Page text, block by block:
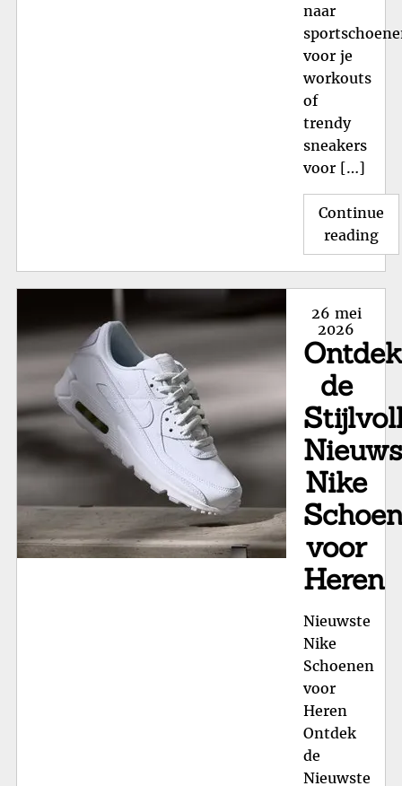
naar
voor je
workouts
of
trendy
sneakers
voor […]
Continue
reading
de
Posted
on
26 mei
2026
Ontdek
de
Nike
voor
Heren
Nieuwste
Nike
Schoenen
voor
Heren
Ontdek
de
Nieuwste